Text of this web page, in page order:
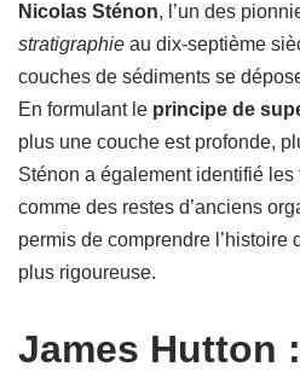
Nicolas Sténon, l’un des
stratigraphie au dix-septième
couches de sédiments se
En formulant le principe de
plus une couche est profonde,
Sténon a également identifié
comme des restes d’anciens
permis de comprendre l’histoire
plus rigoureuse.
James Hutton